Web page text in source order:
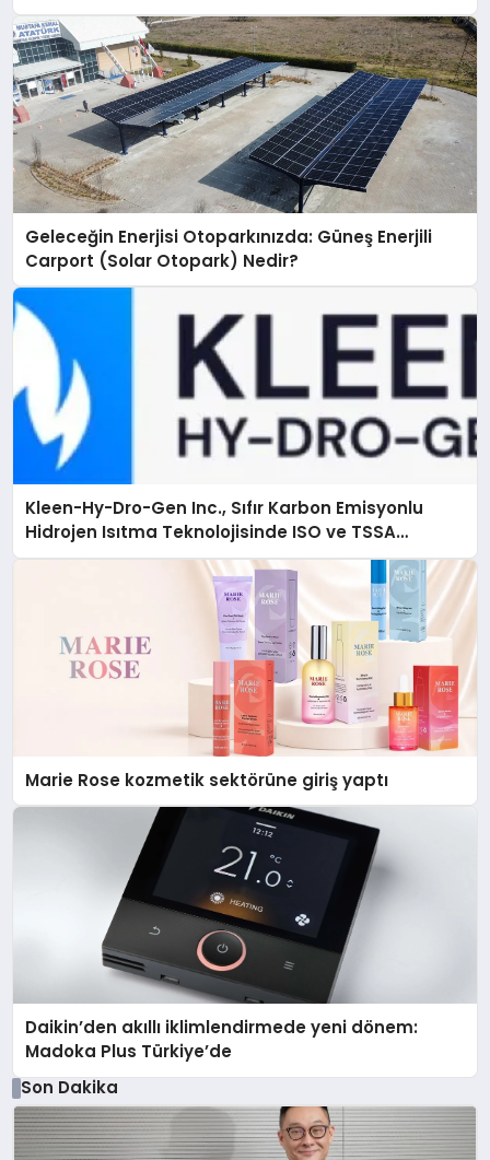
Geleceğin Enerjisi Otoparkınızda: Güneş Enerjili
Carport (Solar Otopark) Nedir?
Kleen-Hy-Dro-Gen Inc., Sıfır Karbon Emisyonlu
Hidrojen Isıtma Teknolojisinde ISO ve TSSA
Düzenleyici Onaylarını Aldı
Marie Rose kozmetik sektörüne giriş yaptı
Daikin’den akıllı iklimlendirmede yeni dönem:
Madoka Plus Türkiye’de
Son Dakika